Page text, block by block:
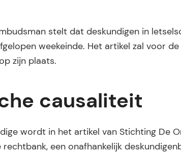
stelt dat deskundigen in
weekeinde. Het artikel zal voor
zijn plaats.
causaliteit
wordt in het artikel van Stichting De
rechtbank, een onafhankelijk